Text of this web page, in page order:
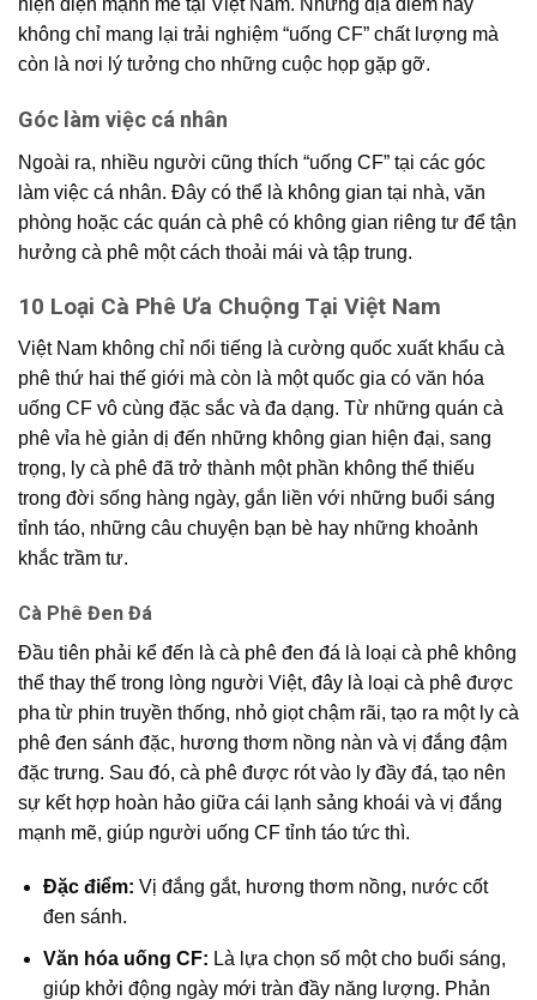
không chỉ mang lại trải nghiệm “uống CF” chất lượng mà
còn là nơi lý tưởng cho những cuộc họp gặp gỡ.
Góc làm việc cá nhân
Ngoài ra, nhiều người cũng thích “uống CF” tại các góc
làm việc cá nhân. Đây có thể là không gian tại nhà, văn
phòng hoặc các quán cà phê có không gian riêng tư để tận
hưởng cà phê một cách thoải mái và tập trung.
10 Loại Cà Phê Ưa Chuộng Tại Việt Nam
Việt Nam không chỉ nổi tiếng là cường quốc xuất khẩu cà
phê thứ hai thế giới mà còn là một quốc gia có văn hóa
uống CF vô cùng đặc sắc và đa dạng. Từ những quán cà
phê vỉa hè giản dị đến những không gian hiện đại, sang
trọng, ly cà phê đã trở thành một phần không thể thiếu
trong đời sống hàng ngày, gắn liền với những buổi sáng
tỉnh táo, những câu chuyện bạn bè hay những khoảnh
khắc trầm tư.
Cà Phê Đen Đá
Đầu tiên phải kể đến là cà phê đen đá là loại cà phê không
thể thay thế trong lòng người Việt, đây là loại cà phê được
pha từ phin truyền thống, nhỏ giọt chậm rãi, tạo ra một ly cà
phê đen sánh đặc, hương thơm nồng nàn và vị đắng đậm
đặc trưng. Sau đó, cà phê được rót vào ly đầy đá, tạo nên
sự kết hợp hoàn hảo giữa cái lạnh sảng khoái và vị đắng
mạnh mẽ, giúp người uống CF tỉnh táo tức thì.
Đặc điểm: Vị đắng gắt, hương thơm nồng, nước cốt
đen sánh.
Văn hóa uống CF: Là lựa chọn số một cho buổi sáng,
giúp khởi động ngày mới tràn đầy năng lượng. Phản